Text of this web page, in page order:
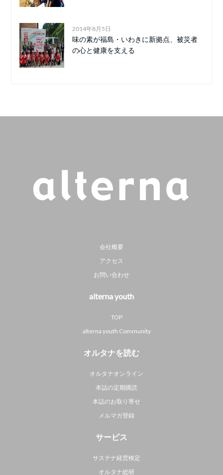
2014年8月5日
味の素が福島・いわきに新拠点、被災者
の心と健康を支える
会社概要
アクセス
お問い合わせ
alterna youth
TOP
alterna youth Community
オルタナを読む
オルタナオンライン
本誌の定期購読
本誌のお取り寄せ
メルマガ登録
サービス
サステナ経営検定
オルタナ総研